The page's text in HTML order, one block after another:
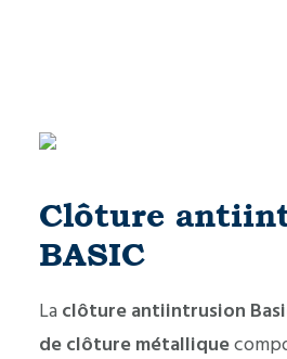
Clôture
BASIC
La clôture antiintrusion
de clôture métallique